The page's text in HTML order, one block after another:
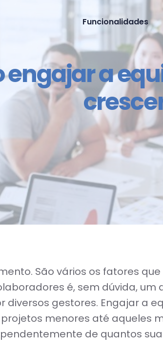
Funcionalidades
a
São vários os fatores
é, sem dúvida,
gestores. Engajar a
menores até aqueles
de quantos